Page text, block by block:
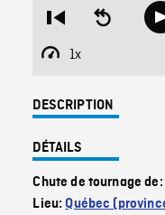
Restart
beginning
Seek
backward
1x
Playback
DESCRIPTION
DÉTAILS
Chute de tournage de:
Lieu:Québec